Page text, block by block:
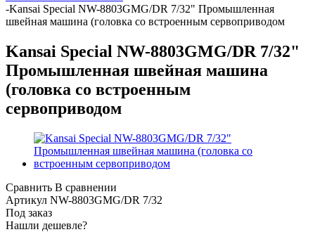
-Kansai Special NW-8803GMG/DR 7/32" Промышленная
швейная машина (головка со встроенным сервоприводом
Kansai Special NW-8803GMG/DR 7/32"
Промышленная швейная машина
(головка со встроенным
сервоприводом
Сравнить В сравнении
Артикул NW-8803GMG/DR 7/32
Под заказ
Нашли дешевле?